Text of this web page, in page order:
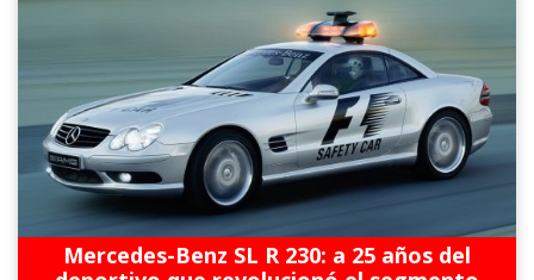
Mercedes-Benz SL R 230: a 25 años del